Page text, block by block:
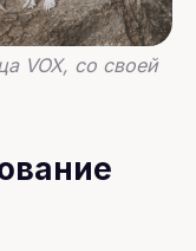
VOX, со своей